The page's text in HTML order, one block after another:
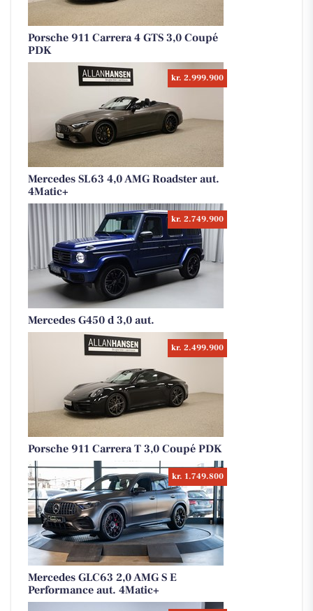
Porsche 911 Carrera 4 GTS 3,0 Coupé
PDK
kr. 2.999.900
Mercedes SL63 4,0 AMG Roadster aut.
4Matic+
kr. 2.749.900
Mercedes G450 d 3,0 aut.
kr. 2.499.900
Porsche 911 Carrera T 3,0 Coupé PDK
kr. 1.749.800
Mercedes GLC63 2,0 AMG S E
Performance aut. 4Matic+